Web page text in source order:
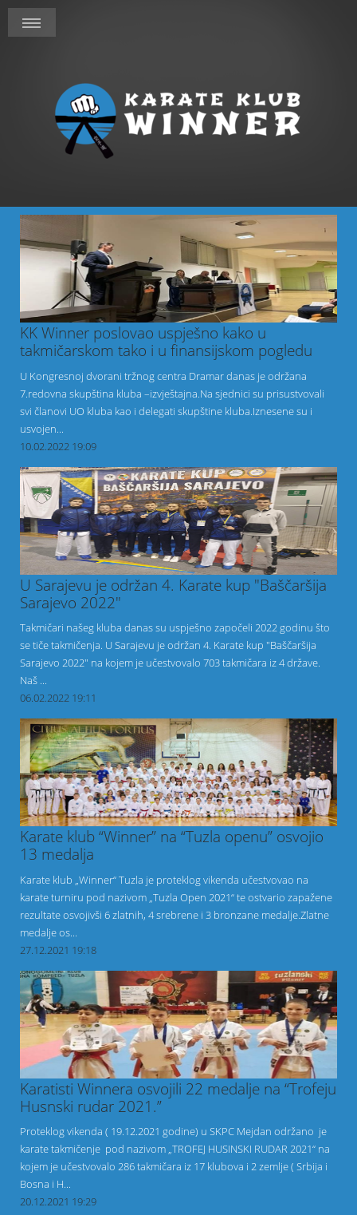
KK Winner poslovao uspješno kako u
takmičarskom tako i u finansijskom pogledu
U Kongresnoj dvorani tržnog centra Dramar danas je održana
7.redovna skupština kluba –izvještajna.Na sjednici su prisustvovali
svi članovi UO kluba kao i delegati skupštine kluba.Iznesene su i
usvojen...
10.02.2022 19:09
U Sarajevu je održan 4. Karate kup "Baščaršija
Sarajevo 2022"
Takmičari našeg kluba danas su uspješno započeli 2022 godinu što
se tiče takmičenja. U Sarajevu je održan 4. Karate kup "Baščaršija
Sarajevo 2022" na kojem je učestvovalo 703 takmičara iz 4 države.
Naš ...
06.02.2022 19:11
Karate klub “Winner” na “Tuzla openu” osvojio
13 medalja
Karate klub „Winner“ Tuzla je proteklog vikenda učestvovao na
karate turniru pod nazivom „Tuzla Open 2021“ te ostvario zapažene
rezultate osvojivši 6 zlatnih, 4 srebrene i 3 bronzane medalje.Zlatne
medalje os...
27.12.2021 19:18
Karatisti Winnera osvojili 22 medalje na “Trofeju
Husnski rudar 2021.”
Proteklog vikenda ( 19.12.2021 godine) u SKPC Mejdan održano je
karate takmičenje pod nazivom „TROFEJ HUSINSKI RUDAR 2021“ na
kojem je učestvovalo 286 takmičara iz 17 klubova i 2 zemlje ( Srbija i
Bosna i H...
20.12.2021 19:29